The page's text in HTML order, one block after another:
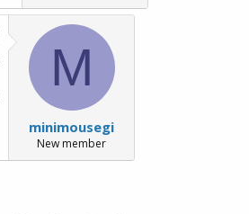
M
minimousegi
New member